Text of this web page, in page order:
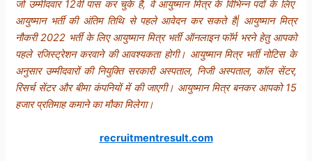
जो उम्मीदवार 12वी पास कर चुके है, वे आयुष्मान मित्र के विभिन्न पदों के लिए
आयुष्मान भर्ती की अंतिम तिथि से पहले आवेदन कर सकते है| आयुष्मान मित्र
नौकरी 2022 भर्ती के लिए आयुष्मान मित्र भर्ती ऑनलाइन फॉर्म भरने हेतु आपको
पहले रजिस्ट्रेशन करवाने की आवश्यकता होगी। आयुष्मान मित्र भर्ती नोटिस के
अनुसार उम्मीदवारों की नियुक्ति सरकारी अस्पताल, निजी अस्पताल, कॉल सेंटर,
रिसर्च सेंटर और बीमा कंपनियों में की जाएगी। आयुष्मान मित्र बनकर आपको 15
हजार प्रतिमाह कमाने का मौका मिलेगा।
recruitmentresult.com